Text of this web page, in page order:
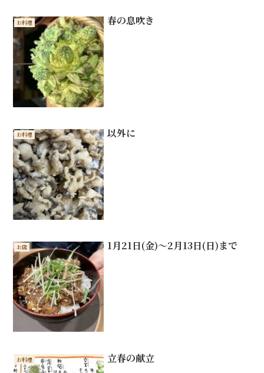
お料理 春の息吹き
お料理 以外に
お店 1月21日(金)〜2月13日(日)まで
お料理 立春の献立